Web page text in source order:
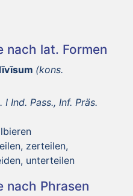
nach lat. Formen
(kons.
I Ind. Pass., Inf. Präs.
zerteilen,
unterteilen
nach Phrasen